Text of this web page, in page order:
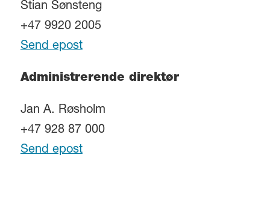
Stian Sønsteng
+47 9920 2005
Send epost
Administrerende direktør
Jan A. Røsholm
+47 928 87 000
Send epost